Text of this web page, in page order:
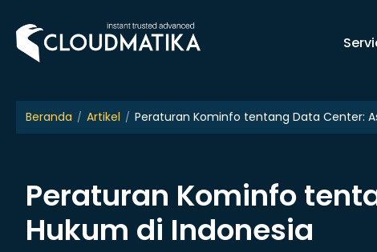
content
Beranda Artikel Peraturan Kominfo tentang Data Center:
Peraturan Kominfo
Hukum di Indonesia